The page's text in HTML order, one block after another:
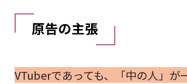
原告の主張
VTuberであっても、「中の人」が